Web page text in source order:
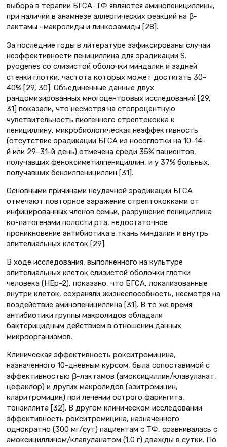
выбора в терапии БГСА-ТФ являются аминопенициллины,
при наличии в анамнезе аллергических реакций на β-
лактамы –макролиды и линкозамиды [28].
За последние годы в литературе зафиксированы случаи
неэффективности пенициллина для эрадикации S.
pyogenes со слизистой оболочки миндалин и задней
стенки глотки, частота которых может достигать 30–
40% [29, 30]. Объединенные данные двух
рандомизированных многоцентровых исследований [29,
31] показали, что несмотря на стопроцентную
чувствительность пиогенного стрептококка к
пенициллину, микробиологическая неэффективность
(отсутствие эрадикации БГСА из носоглотки на 10–14-
й или 29–31-й день) отмечена среди 35% пациентов,
получавших феноксиметилпенициллин, и у 37% больных,
получавших бензилпенициллин [31].
Основными причинами неудачной эрадикации БГСА
отмечают повторное заражение стрептококками от
инфицированных членов семьи, разрушение пенициллина
ко-патогенами полости рта, недостаточное
проникновение антибиотика в ткань миндалин и внутрь
эпителиальных клеток [29].
В ходе исследования, выполненного на культуре
эпителиальных клеток слизистой оболочки глотки
человека (HEp-2), показано, что БГСА, локализованные
внутри клеток, сохраняли жизнеспособность, несмотря на
воздействие аминопенициллина [31]. В то же время
антибиотики группы макролидов обладали
бактерицидным действием в отношении данных
микроорганизмов.
Клиническая эффективность рокситромицина,
назначенного 10-дневным курсом, была сопоставимой с
эффективностью β-лактамов (амоксициллин/клавуланат,
цефаклор) и других макролидов (азитромицин,
кларитромицин) при лечении острого фарингита,
тонзиллита [32]. В другом клиническом исследовании
эффективность рокситромицина, назначенного
однократно (300 мг/сут) пациентам с ТФ, сравнивалась с
амоксициллином/клавуланатом (1,0 г) дважды в сутки. По